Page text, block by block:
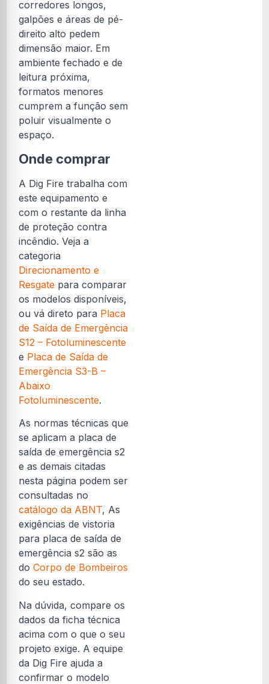
corredores longos,
galpões e áreas de pé-
direito alto pedem
dimensão maior. Em
ambiente fechado e de
leitura próxima,
formatos menores
cumprem a função sem
poluir visualmente o
espaço.
Onde comprar
A Dig Fire trabalha com
este equipamento e
com o restante da linha
de proteção contra
incêndio. Veja a
categoria
Direcionamento e
Resgate para comparar
os modelos disponíveis,
ou vá direto para Placa
de Saída de Emergência
S12 – Fotoluminescente
e Placa de Saída de
Emergência S3-B –
Abaixo
Fotoluminescente.
As normas técnicas que
se aplicam a placa de
saída de emergência s2
e as demais citadas
nesta página podem ser
consultadas no
catálogo da ABNT, As
exigências de vistoria
para placa de saída de
emergência s2 são as
do Corpo de Bombeiros
do seu estado.
Na dúvida, compare os
dados da ficha técnica
acima com o que o seu
projeto exige. A equipe
da Dig Fire ajuda a
confirmar o modelo